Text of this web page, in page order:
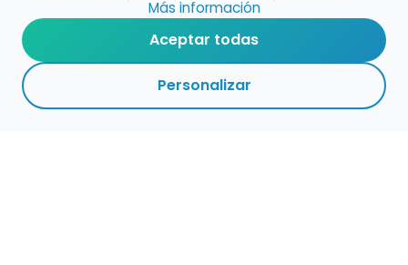
Contacta con nosotros
Más información
Aceptar todas
Personalizar